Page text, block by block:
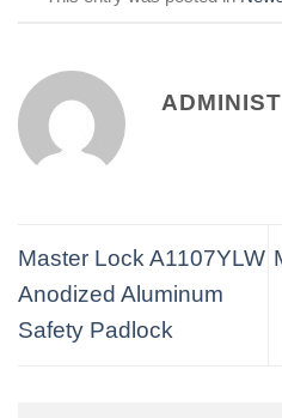
Master Lock A1107YLW
Anodized Aluminum
Safety Padlock